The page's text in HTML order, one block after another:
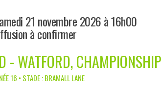
21 novembre 2026 à 16h00
à confirmer
- WATFORD, CHAMPIONSHIP
16 • STADE : BRAMALL LANE